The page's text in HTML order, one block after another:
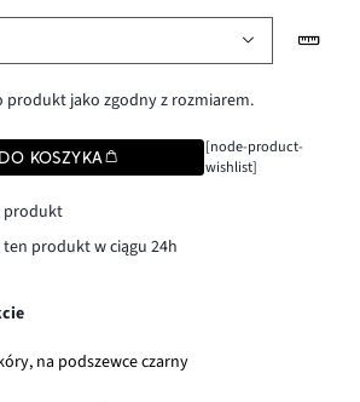
produkt jako zgodny z rozmiarem.
KOSZYKA
[node-product-
wishlist]
produkt
produkt w ciągu 24h
na podszewce czarny